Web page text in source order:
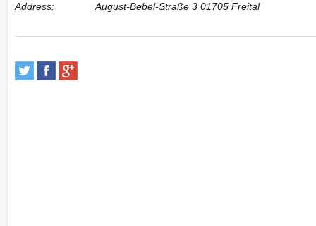
Address:
August-Bebel-Straße 3 01705 Freital